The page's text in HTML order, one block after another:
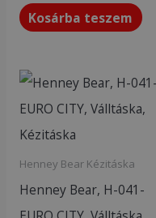
Kosárba teszem
Henney Bear Kézitáska
Henney Bear, H-041-